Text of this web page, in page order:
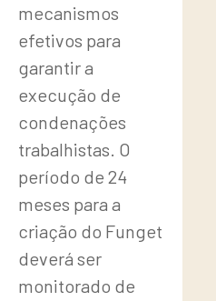
mecanismos
efetivos para
garantir a
execução de
condenações
trabalhistas. O
período de 24
meses para a
criação do Funget
deverá ser
monitorado de